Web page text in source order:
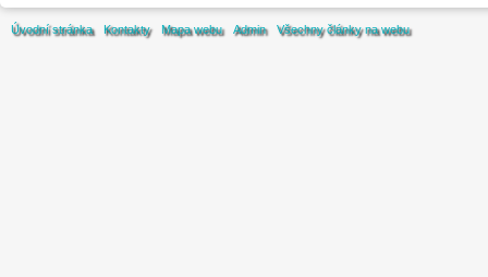
Úvodní stránka Kontakty Mapa webu Admin Všechny články na webu